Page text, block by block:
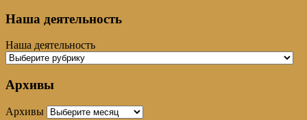
Наша деятельность
Наша деятельность
Архивы
Архивы